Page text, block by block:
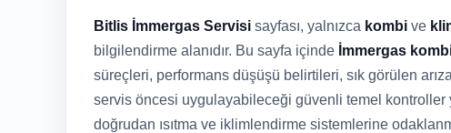
Bitlis İmmergas Servisi sayfası, yalnızca kombi ve
bilgilendirme alanıdır. Bu sayfa içinde İmmergas
süreçleri, performans düşüşü belirtileri, sık görülen
servis öncesi uygulayabileceği güvenli temel kontroller
doğrudan ısıtma ve iklimlendirme sistemlerine